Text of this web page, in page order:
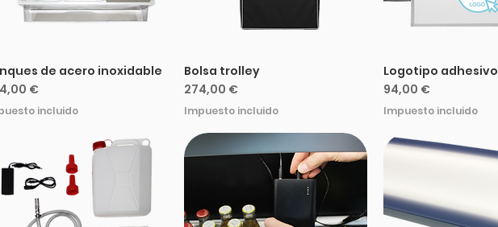
de acero inoxidable
€
incluido
Bolsa trolley
Precio
274,00 €
Impuesto incluido
Logotipo adhesivo
Precio
94,00 €
Impuesto incluido